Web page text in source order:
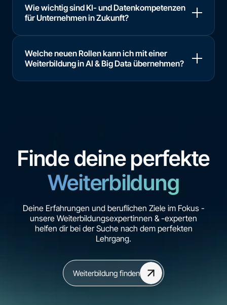
Wie wichtig sind KI- und Datenkompetenzen
für Unternehmen in Zukunft?
Welche neuen Rollen kann ich mit einer
Weiterbildung in AI & Big Data übernehmen?
Finde deine perfekte
Weiterbildung
Deine Erfahrungen und beruflichen Ziele im Fokus -
unsere Weiterbildungsexpertinnen & -experten
helfen dir bei der Suche nach dem perfekten
Lehrgang.
Weiterbildung finden